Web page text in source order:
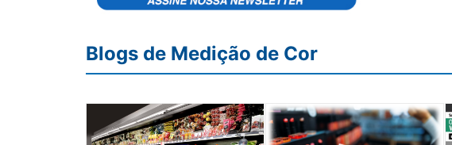
Blogs de Medição de Cor